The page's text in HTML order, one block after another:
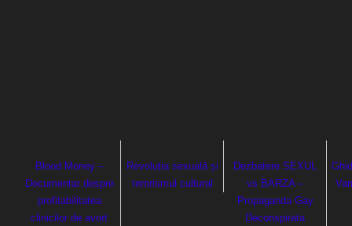
Blood Money –
Documentar despre
profitabilitatea
clinicilor de avort
Revoluția sexuală și
terorismul cultural
Dezbatere SEXUL
vs BARZA –
Propaganda Gay
Deconspirata